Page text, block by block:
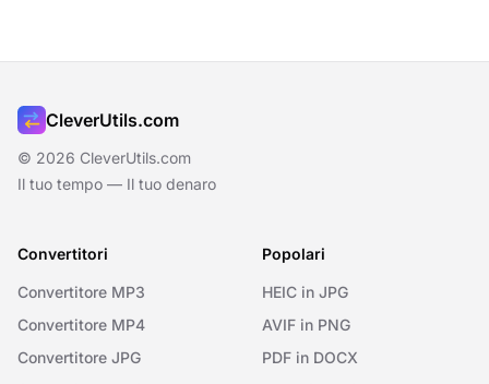
CleverUtils.com
© 2026 CleverUtils.com
Il tuo tempo — Il tuo denaro
Convertitori
Convertitore MP3
Convertitore MP4
Convertitore JPG
Popolari
HEIC in JPG
AVIF in PNG
PDF in DOCX